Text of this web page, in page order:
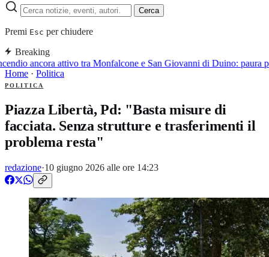
Cerca
Premi Esc per chiudere
Breaking
ancora attivo tra Monfalcone e San Giovanni di Duino: paura
Home · Politica
POLITICA
Piazza Libertà, Pd: "Basta misure di
facciata. Senza strutture e trasferimenti il
problema resta"
redazione·10 giugno 2026 alle ore 14:23